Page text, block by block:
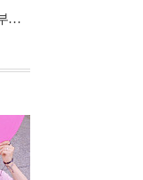
'우주떡집' 고흥 위치 1호점 개업→첫날부터 大위기